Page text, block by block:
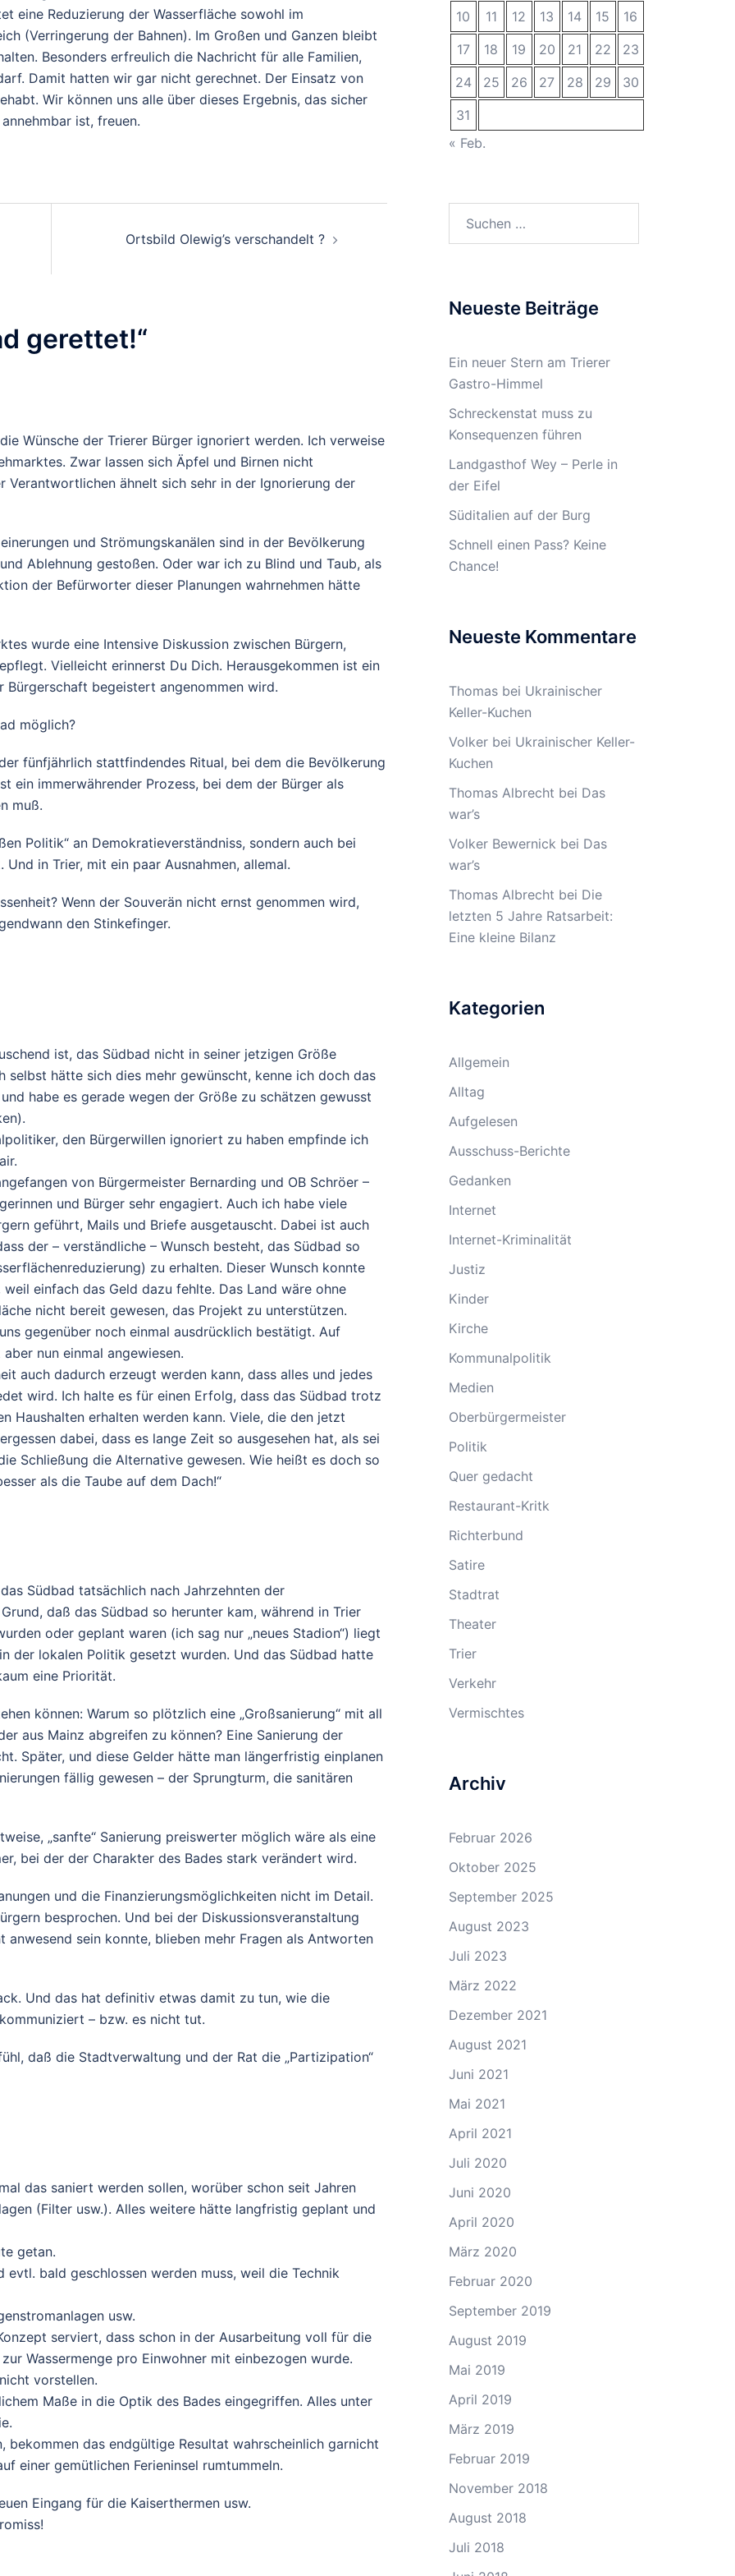
eine Reduzierung der Wasserfläche sowohl im
(Verringerung der Bahnen). Im Großen und Ganzen bleibt
Besonders erfreulich die Nachricht für alle Familien,
Damit hatten wir gar nicht gerechnet. Der Einsatz von
Wir können uns alle über dieses Ergebnis, das sicher
ist, freuen.
Ortsbild Olewig’s verschandelt ?
gerettet!“
Wünsche der Trierer Bürger ignoriert werden. Ich verweise
Zwar lassen sich Äpfel und Birnen nicht
Verantwortlichen ähnelt sich sehr in der Ignorierung der
und Strömungskanälen sind in der Bevölkerung
Ablehnung gestoßen. Oder war ich zu Blind und Taub, als
der Befürworter dieser Planungen wahrnehmen hätte
wurde eine Intensive Diskussion zwischen Bürgern,
Vielleicht erinnerst Du Dich. Herausgekommen ist ein
Bürgerschaft begeistert angenommen wird.
möglich?
fünfjährlich stattfindendes Ritual, bei dem die Bevölkerung
ein immerwährender Prozess, bei dem der Bürger als
muß.
Politik“ an Demokratieverständniss, sondern auch bei
in Trier, mit ein paar Ausnahmen, allemal.
Wenn der Souverän nicht ernst genommen wird,
den Stinkefinger.
ist, das Südbad nicht in seiner jetzigen Größe
selbst hätte sich dies mehr gewünscht, kenne ich doch das
habe es gerade wegen der Größe zu schätzen gewusst
den Bürgerwillen ignoriert zu haben empfinde ich
von Bürgermeister Bernarding und OB Schröer –
und Bürger sehr engagiert. Auch ich habe viele
geführt, Mails und Briefe ausgetauscht. Dabei ist auch
der – verständliche – Wunsch besteht, das Südbad so
zu erhalten. Dieser Wunsch konnte
einfach das Geld dazu fehlte. Das Land wäre ohne
nicht bereit gewesen, das Projekt zu unterstützen.
gegenüber noch einmal ausdrücklich bestätigt. Auf
nun einmal angewiesen.
auch dadurch erzeugt werden kann, dass alles und jedes
wird. Ich halte es für einen Erfolg, dass das Südbad trotz
Haushalten erhalten werden kann. Viele, die den jetzt
dabei, dass es lange Zeit so ausgesehen hat, als sei
Schließung die Alternative gewesen. Wie heißt es doch so
als die Taube auf dem Dach!“
Südbad tatsächlich nach Jahrzehnten der
daß das Südbad so herunter kam, während in Trier
oder geplant waren (ich sag nur „neues Stadion“) liegt
der lokalen Politik gesetzt wurden. Und das Südbad hatte
eine Priorität.
können: Warum so plötzlich eine „Großsanierung“ mit all
aus Mainz abgreifen zu können? Eine Sanierung der
Später, und diese Gelder hätte man längerfristig einplanen
fällig gewesen – der Sprungturm, die sanitären
„sanfte“ Sanierung preiswerter möglich wäre als eine
bei der der Charakter des Bades stark verändert wird.
und die Finanzierungsmöglichkeiten nicht im Detail.
besprochen. Und bei der Diskussionsveranstaltung
anwesend sein konnte, blieben mehr Fragen als Antworten
Und das hat definitiv etwas damit zu tun, wie die
– bzw. es nicht tut.
daß die Stadtverwaltung und der Rat die „Partizipation“
das saniert werden sollen, worüber schon seit Jahren
(Filter usw.). Alles weitere hätte langfristig geplant und
getan.
evtl. bald geschlossen werden muss, weil die Technik
usw.
serviert, dass schon in der Ausarbeitung voll für die
Wassermenge pro Einwohner mit einbezogen wurde.
vorstellen.
Maße in die Optik des Bades eingegriffen. Alles unter
bekommen das endgültige Resultat wahrscheinlich garnicht
einer gemütlichen Ferieninsel rumtummeln.
Eingang für die Kaiserthermen usw.
10 11 12 13 14 15
16
17
18 19 20 21 22
23
24
25 26 27 28 29
30
31
« Feb.
Neueste Beiträge
Ein neuer Stern am Trierer
Gastro-Himmel
Schreckenstat muss zu
Konsequenzen führen
Landgasthof Wey – Perle in
der Eifel
Süditalien auf der Burg
Schnell einen Pass? Keine
Chance!
Neueste Kommentare
Thomasbei Ukrainischer
Keller-Kuchen
Volkerbei Ukrainischer Keller-
Kuchen
Thomas Albrecht bei Das
war’s
Volker Bewernick bei Das
war’s
Thomas Albrecht bei Die
letzten 5 Jahre Ratsarbeit:
Eine kleine Bilanz
Kategorien
Allgemein
Alltag
Aufgelesen
Ausschuss-Berichte
Gedanken
Internet
Internet-Kriminalität
Justiz
Kinder
Kirche
Kommunalpolitik
Medien
Oberbürgermeister
Politik
Quer gedacht
Restaurant-Kritk
Richterbund
Satire
Stadtrat
Theater
Trier
Verkehr
Vermischtes
Archiv
Februar 2026
Oktober 2025
September 2025
August 2023
Juli 2023
März 2022
Dezember 2021
August 2021
Juni 2021
Mai 2021
April 2021
Juli 2020
Juni 2020
April 2020
März 2020
Februar 2020
September 2019
August 2019
Mai 2019
April 2019
März 2019
Februar 2019
November 2018
August 2018
Juli 2018